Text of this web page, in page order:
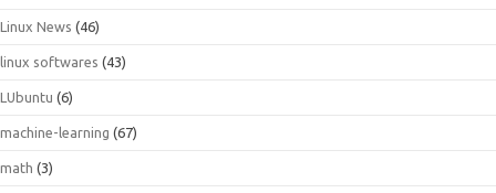
Linux News (46)
linux softwares (43)
LUbuntu (6)
machine-learning (67)
math (3)